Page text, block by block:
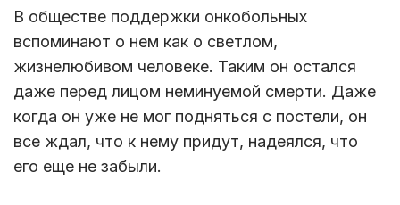
В обществе поддержки онкобольных
вспоминают о нем как о светлом,
жизнелюбивом человеке. Таким он остался
даже перед лицом неминуемой смерти. Даже
когда он уже не мог подняться с постели, он
все ждал, что к нему придут, надеялся, что
его еще не забыли.